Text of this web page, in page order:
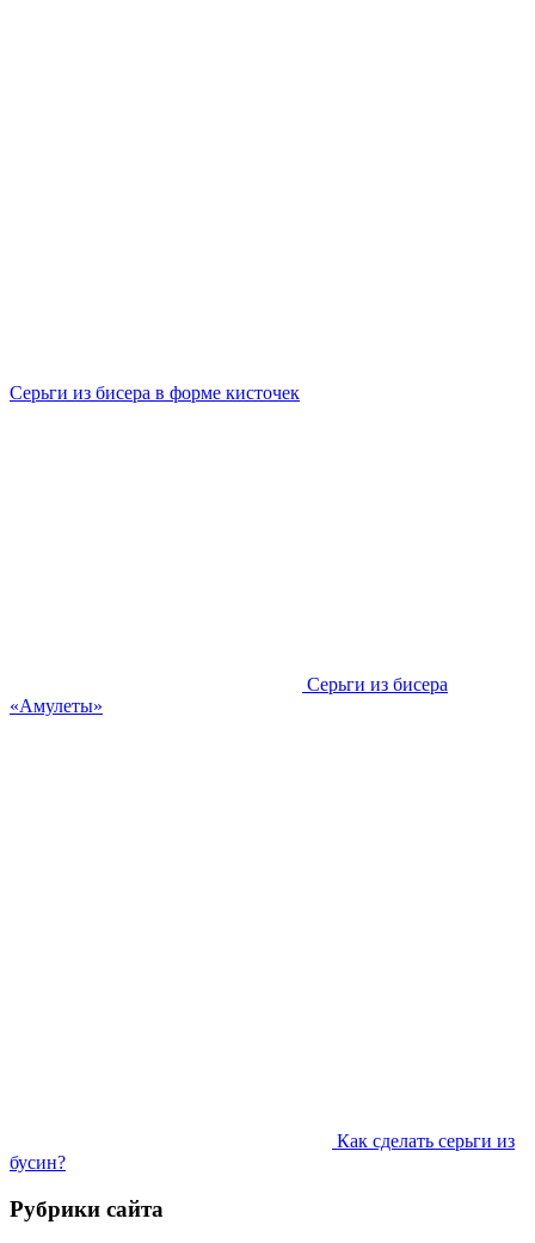
Серьги из бисера в форме кисточек
Серьги из бисера
«Амулеты»
Как сделать серьги из
бусин?
Рубрики сайта